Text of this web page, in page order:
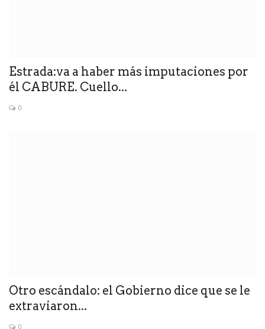
Estrada:va a haber más imputaciones por
él CABURE. Cuello...
0
Otro escándalo: el Gobierno dice que se le
extraviaron...
0